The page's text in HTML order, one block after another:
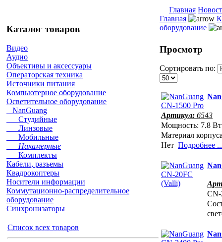
Главная
Каталог товаров
Видео
Аудио
Объективы и аксессуары
Операторская техника
Источники питания
Компьютерное оборудование
Осветительное оборудование
NanGuang
Студийные
Линзовые
Мобильные
Накамерные
Комплекты
Кабели, разъемы
Квадрокоптеры
Носители информации
Коммутационно-распределительное
оборудование
Синхронизаторы
Список всех товаров
Главная
оборудование
Просмотр
Сортировать по:
Артикул: 6543
Мощность: 7.8 Вт
Материал
Нет Подробнее